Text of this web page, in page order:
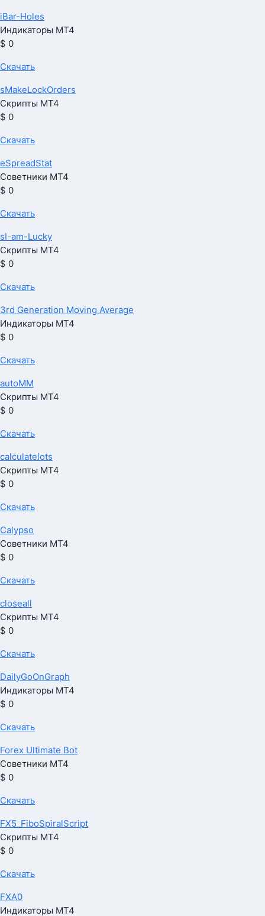
iBar-Holes
Индикаторы МТ4
$ 0
Скачать
sMakeLockOrders
Скрипты МТ4
$ 0
Скачать
eSpreadStat
Советники МТ4
$ 0
Скачать
sI-am-Lucky
Скрипты МТ4
$ 0
Скачать
3rd Generation Moving Average
Индикаторы МТ4
$ 0
Скачать
autoMM
Скрипты МТ4
$ 0
Скачать
calculatelots
Скрипты МТ4
$ 0
Скачать
Calypso
Советники МТ4
$ 0
Скачать
closeall
Скрипты МТ4
$ 0
Скачать
DailyGoOnGraph
Индикаторы МТ4
$ 0
Скачать
Forex Ultimate Bot
Советники МТ4
$ 0
Скачать
FX5_FiboSpiralScript
Скрипты МТ4
$ 0
Скачать
FXA0
Индикаторы МТ4